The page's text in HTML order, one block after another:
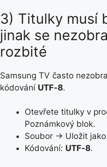
3) Titulky musí
jinak se
rozbité
Samsung TV často
kódování UTF‑8.
Otevřete titulky v
Poznámkový blok.
Soubor → Uložit
Kódování: UTF‑8.